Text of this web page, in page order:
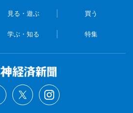
見る・遊ぶ 買う
学ぶ・知る 特集